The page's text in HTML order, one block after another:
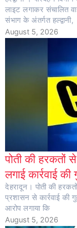
लाइट लगाकर संचालित
संभाग के अंतर्गत हल्द्वानी,
August 5, 2026
पोती की हरकतों
लगाई कार्रवाई की
देहरादून। पोती की
प्रशासन से कार्रवाई की
आरोप लगाया कि
August 5, 2026